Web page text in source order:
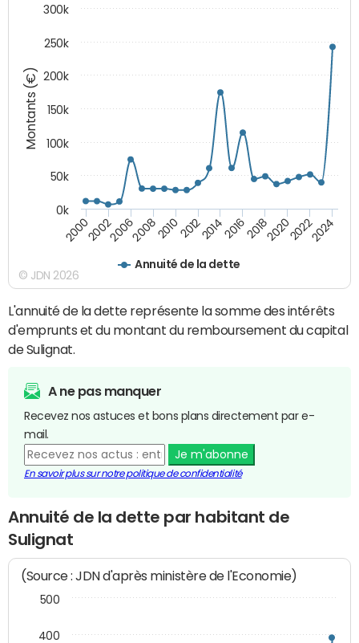
Montants (€)
Annuité de la dette
200020022006200820102012201420162018202020222024
0k
50k
100k
150k
200k
250k
300k
© JDN 2026
L'annuité de la dette représente la somme des intérêts
d'emprunts et du montant du remboursement du capital
de Sulignat.
A ne pas manquer
Recevez nos astuces et bons plans directement par e-
mail.
Je m'abonne
En savoir plus sur notre politique de confidentialité
Annuité de la dette par habitant de
Sulignat
(Source : JDN d'après ministère de l'Economie)
400
500